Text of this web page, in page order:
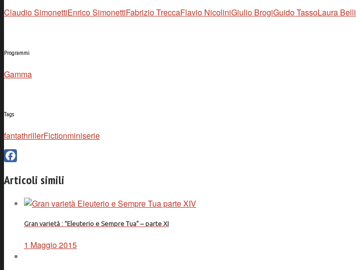
Claudio SimonettiEnrico SimonettiFabrizio TreccaFlavio NicoliniGiulio BrogiGuido TassoLaura Belli
Programmi
Gamma
Tags
fantathrillerFictionminiserie
Articoli simili
Gran varietà : “Eleuterio e Sempre Tua” – parte XI
1 Maggio 2015